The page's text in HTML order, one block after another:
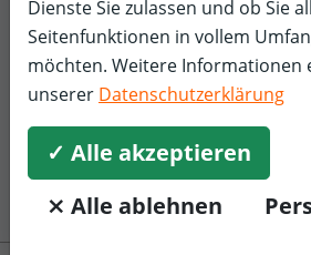
Dienste Sie zulassen und ob Sie
Seitenfunktionen in vollem
möchten. Weitere Informationen
unserer Datenschutzerklärung
✓ Alle akzeptieren
⨯ Alle ablehnen